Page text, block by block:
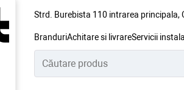
Strd. Burebista 110 intrarea principala,
BranduriAchitare si livrareServicii